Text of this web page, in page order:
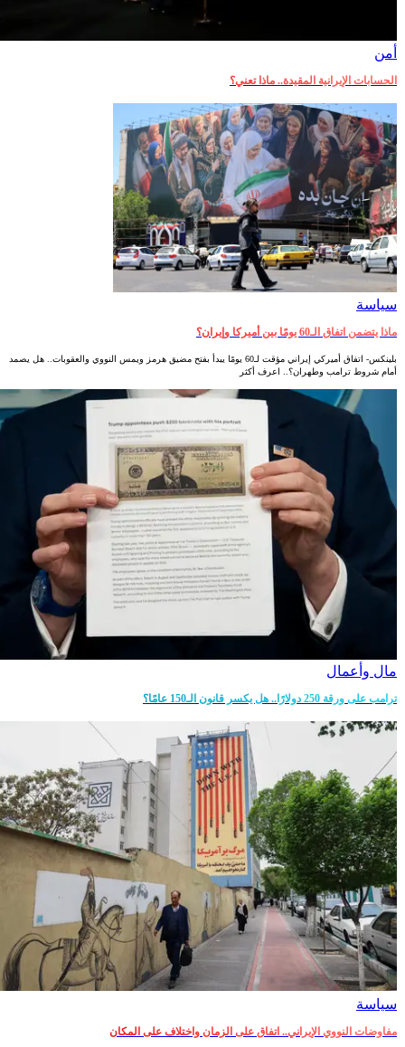
أمن‎
الحسابات الإيرانية المقيدة.. ماذا تعني؟
سياسة
ماذا يتضمن اتفاق الـ60 يومًا بين أميركا وإيران؟
بلينكس- اتفاق أميركي إيراني مؤقت لـ60 يومًا يبدأ بفتح مضيق هرمز ويمس النووي والعقوبات.. هل يصمد
أمام شروط ترامب وطهران؟.. اعرف أكثر
مال وأعمال
ترامب على ورقة 250 دولارًا.. هل يكسر قانون الـ150 عامًا؟
سياسة
مفاوضات النووي الإيراني.. اتفاق على الزمان واختلاف على المكان